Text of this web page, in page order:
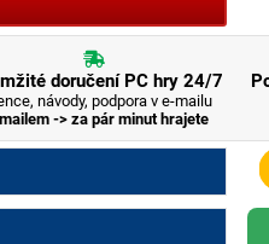
doručení PC hry 24/7
návody, podpora v e-mailu
-> za pár minut hrajete